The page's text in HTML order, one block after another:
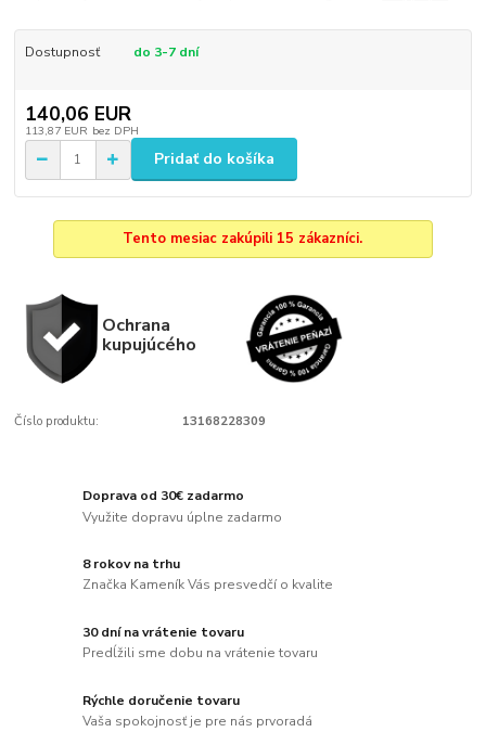
Dostupnosť do 3-7 dní
140,06 EUR
113,87 EUR bez DPH
Pridať do košíka
Tento mesiac zakúpili 15 zákazníci.
Ochrana
kupujúcého
Číslo produktu: 13168228309
Doprava od 30€ zadarmo
Využite dopravu úplne zadarmo
8 rokov na trhu
Značka Kameník Vás presvedčí o kvalite
30 dní na vrátenie tovaru
Predĺžili sme dobu na vrátenie tovaru
Rýchle doručenie tovaru
Vaša spokojnosť je pre nás prvoradá